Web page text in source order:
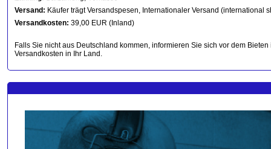
Versand: Käufer trägt Versandspesen, Internationaler Versand (international
Versandkosten: 39,00 EUR (Inland)
Falls Sie nicht aus Deutschland kommen, informieren Sie sich vor dem
Versandkosten in Ihr Land.